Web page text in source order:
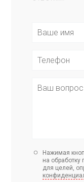
Нажимая
на
для целей,